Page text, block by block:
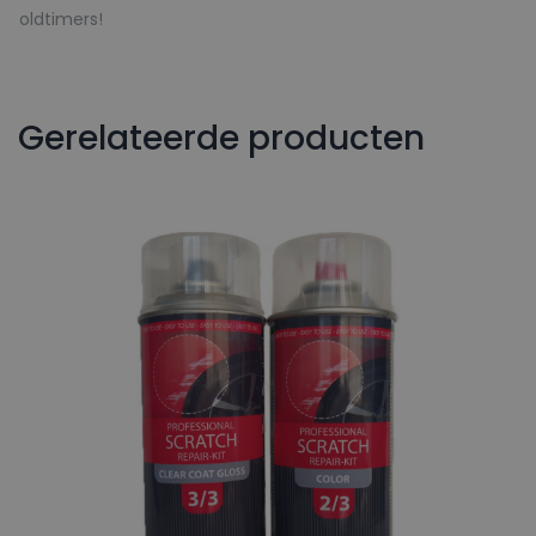
oldtimers!
Gerelateerde producten